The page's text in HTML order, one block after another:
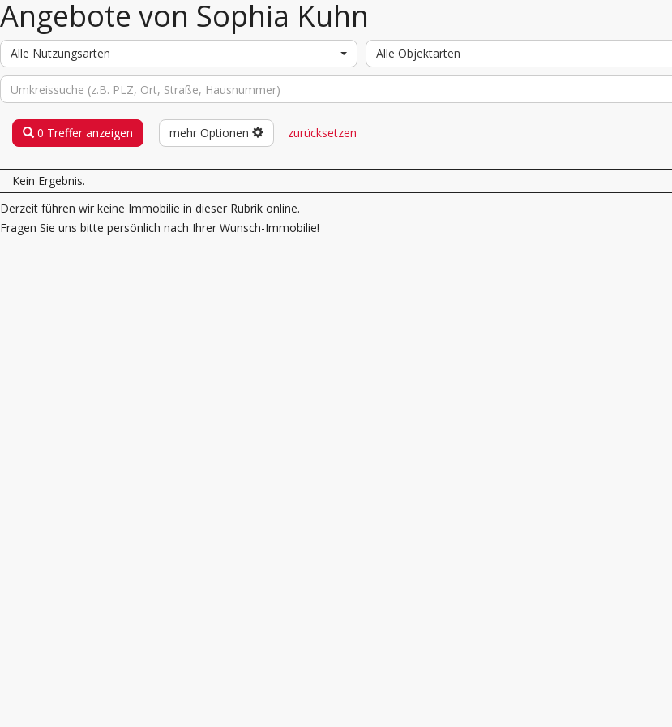
Angebote von Sophia Kuhn
Alle Nutzungsarten Alle Objektarten
0 Treffer anzeigen mehr Optionen zurücksetzen
Kein Ergebnis.
Derzeit führen wir keine Immobilie in dieser Rubrik online.
Fragen Sie uns bitte persönlich nach Ihrer Wunsch-Immobilie!